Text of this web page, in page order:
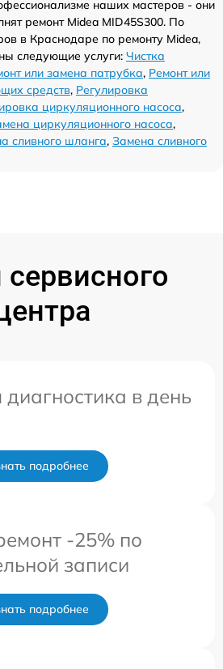
наших мастеров - они
ремонт Midea MID45S300. По
в Краснодаре по ремонту Midea,
следующие услуги: Чистка
или замена патрубка, Ремонт или
средств, Регулировка
циркуляционного насоса,
циркуляционного насоса,
сливного шланга, Замена сливного
в день
подробнее
-25% по
записи
подробнее